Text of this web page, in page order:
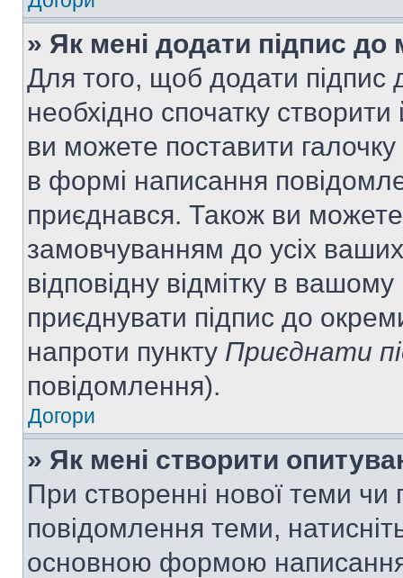
» Як мені додати підпис
Для того, щоб додати
необхідно спочатку
ви можете поставити
в формі написання
приєднався. Також ви
замовчуванням до усіх
відповідну відмітку в
приєднувати підпис до
напроти пункту Приєднати
повідомлення).
Догори
» Як мені створити
При створенні нової теми чи
повідомлення теми,
основною формою